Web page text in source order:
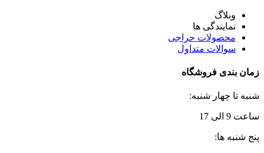
وبلاگ
نمایندگی ها
محصولات حراجی
سوالات متداول
زمان بندی فروشگاه
شنبه تا چهار شنبه:
ساعت 9 الی 17
پنج شنبه ها: